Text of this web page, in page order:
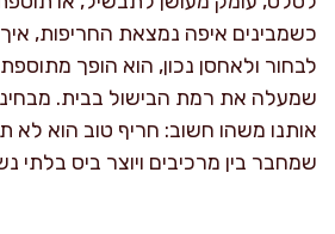
כשמבינים איפה נמצאת החריפות, איך
לבחור ולאחסן נכון, הוא הופך
שמעלה את רמת הבישול בבית.
אותנו משהו חשוב: חריף טוב הוא
שמחבר בין מרכיבים ויוצר ביס בלתי